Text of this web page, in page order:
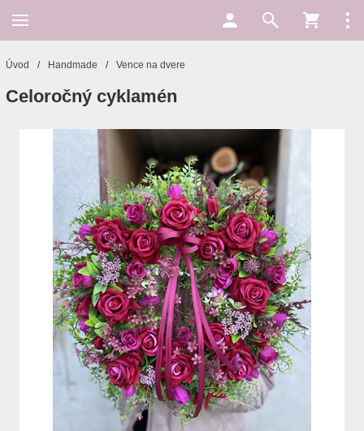
Úvod / Handmade / Vence na dvere
Celoročný cyklamén